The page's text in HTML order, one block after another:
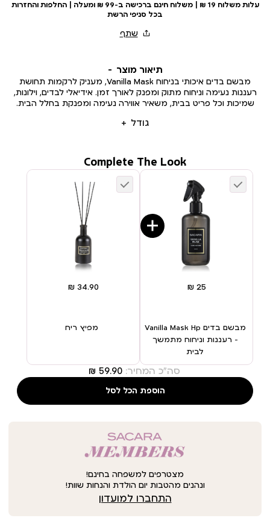
עלות משלוח 19 ₪ | משלוח חינם ברכישה ב-99 ₪ ומעלה | החלפות והחזרות
בכל סניפי הרשת
תיאור מוצר
גודל
מבשם בדים איכותי בניחוח Vanilla Mask, מעניק לרקמות תחושת
רעננות נעימה וניחוח מתוק ומפנק לאורך זמן. אידיאלי לבדים, וילונות,
שמיכות וכל פריט בבית, משאיר אווירה נעימה ומפנקת בחלל הבית.
מבשם בדים Vanilla Mask Hp
– רעננות וניחוח מתמשך
לבית
מפיץ ריח
Complete The Look
סה"כ המחיר: ‏59.90 ₪
הוספת הכל לסל
מצטרפים למשפחה בחינם!
ונהנים מהטבות יום הולדת והנחות שוות!
התחברו למועדון